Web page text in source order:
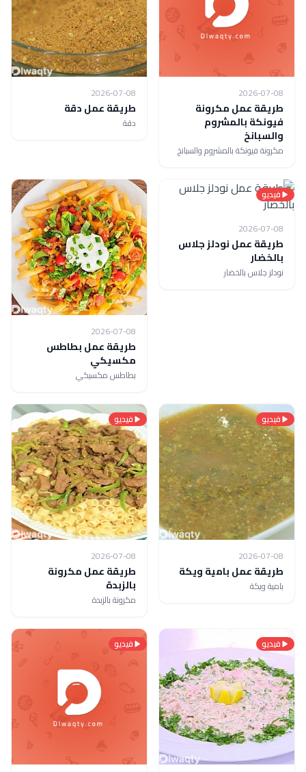
2026-07-08
طريقة عمل مكرونة
فيونكة بالمشروم
والسبانخ
مكرونة فيونكة بالمشروم والسبانخ
2026-07-08
طريقة عمل دقة
دقة
فيديو
2026-07-08
طريقة عمل نودلز جلاس
بالخضار
نودلز جلاس بالخضار
2026-07-08
طريقة عمل بطاطس
مكسيكي
بطاطس مكسيكي
فيديو
2026-07-08
طريقة عمل بامية ويكة
بامية ويكة
فيديو
2026-07-08
طريقة عمل مكرونة
بالزبدة
مكرونة بالزبدة
فيديو فيديو